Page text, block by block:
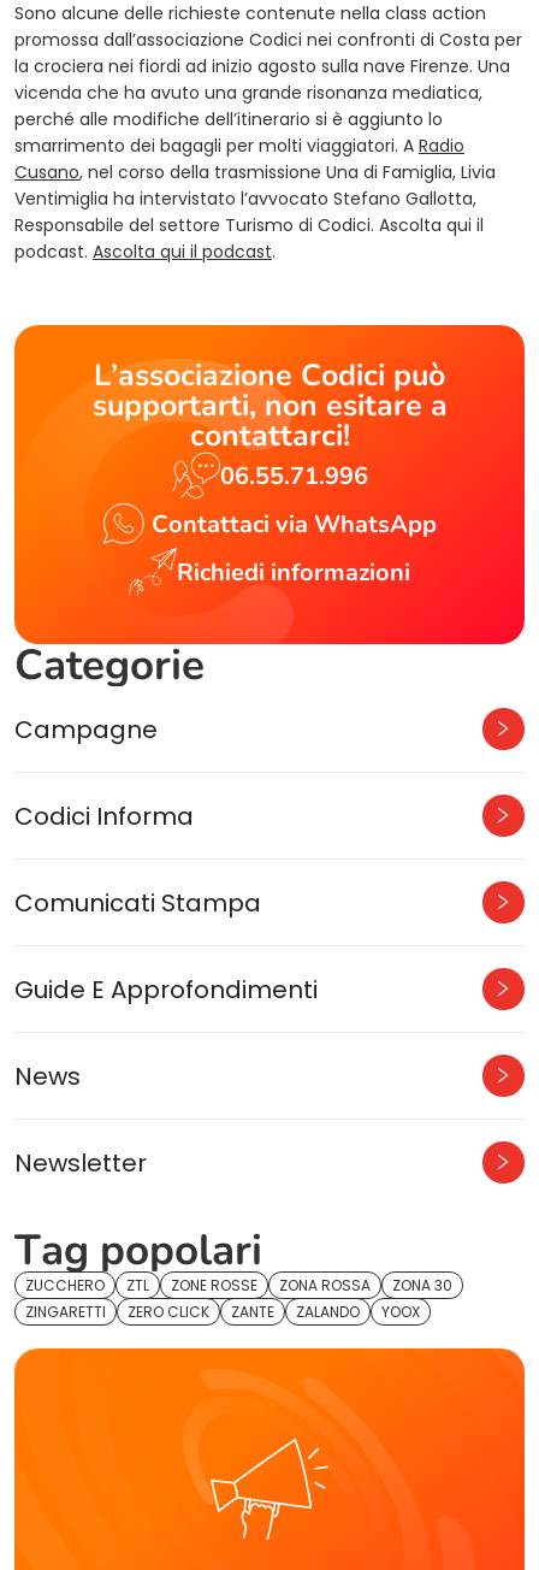
Sono alcune delle richieste contenute nella class action
promossa dall’associazione Codici nei confronti di Costa per
la crociera nei fiordi ad inizio agosto sulla nave Firenze. Una
vicenda che ha avuto una grande risonanza mediatica,
perché alle modifiche dell’itinerario si è aggiunto lo
smarrimento dei bagagli per molti viaggiatori. A Radio
Cusano(opens in a new tab)
, nel corso della trasmissione Una di Famiglia, Livia
Ventimiglia ha intervistato l’avvocato Stefano Gallotta,
Responsabile del settore Turismo di Codici. Ascolta qui il
podcast. Ascolta qui il podcast(opens in a new tab)
.
L’associazione Codici può
supportarti, non esitare a
contattarci!
06.55.71.996
Contattaci via WhatsApp
Richiedi informazioni
Categorie
Campagne
Codici Informa
Comunicati Stampa
Guide E Approfondimenti
News
Newsletter
Tag popolari
ZUCCHERO ZTL ZONE ROSSE ZONA ROSSA
ZONA 30
ZINGARETTI
ZERO CLICK ZANTE ZALANDO YOOX